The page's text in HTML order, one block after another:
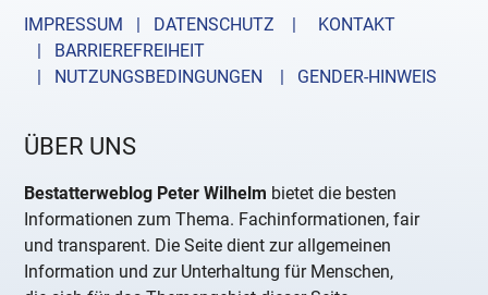
IMPRESSUM | DATENSCHUTZ |
KONTAKT
| BARRIEREFREIHEIT
| NUTZUNGSBEDINGUNGEN
| GENDER-HINWEIS
ÜBER UNS
Bestatterweblog Peter Wilhelm bietet die besten
Informationen zum Thema. Fachinformationen, fair
und transparent. Die Seite dient zur allgemeinen
Information und zur Unterhaltung für Menschen,